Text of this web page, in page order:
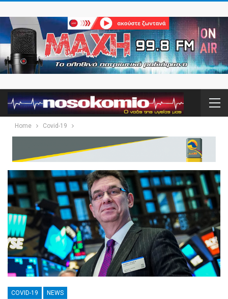
Home Covid-19
COVID-19 NEWS